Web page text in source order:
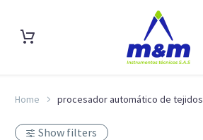
Home procesador automático de tejidos
Show filters